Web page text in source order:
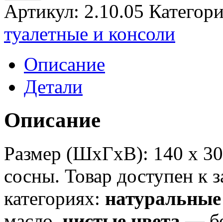
Артикул: 2.10.05
туалетные и консоли
Описание
Детали
Описание
Размер (ШхГхВ): 140 х
сосны. Товар доступен к
категориях: